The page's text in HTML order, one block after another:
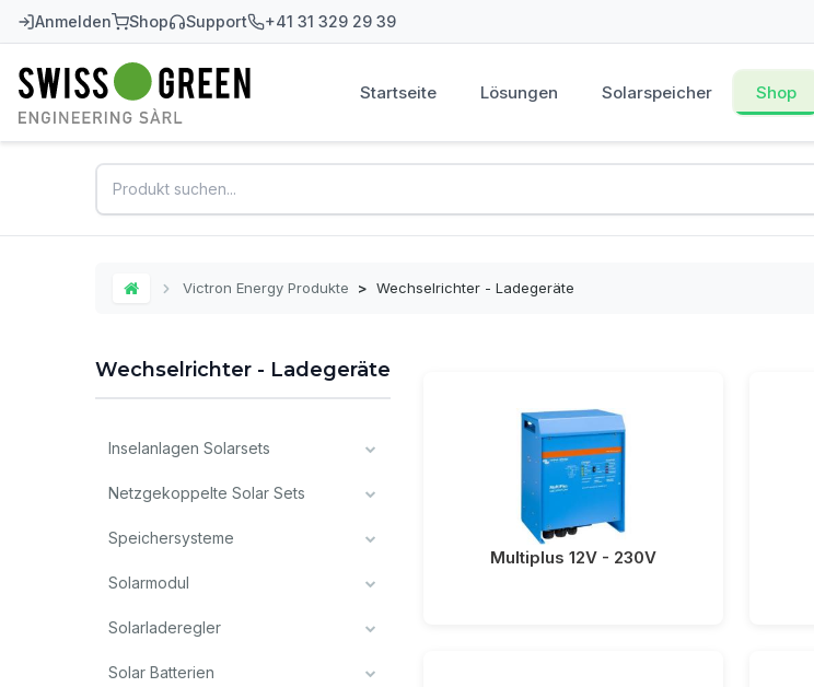
Anmelden Shop Support +41 31 329 29 39
Swiss-Green Startseite Lösungen Solarspeicher Shop
Home Victron Energy Produkte > Wechselrichter - Ladegeräte
Wechselrichter - Ladegeräte
Inselanlagen Solarsets
Netzgekoppelte Solar Sets
Speichersysteme
Solarmodul
Solarladeregler
Solar Batterien
Multiplus 12V - 230V